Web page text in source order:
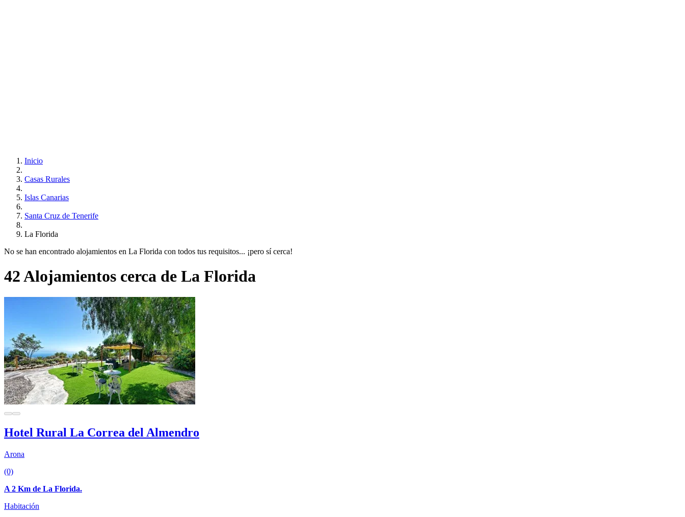
Inicio
Casas Rurales
Islas Canarias
Santa Cruz de Tenerife
La Florida
No se han encontrado alojamientos en La Florida con todos tus requisitos... ¡pero sí cerca!
42 Alojamientos cerca de La Florida
Hotel Rural La Correa del Almendro
Arona
(0)
A 2 Km de La Florida.
Habitación